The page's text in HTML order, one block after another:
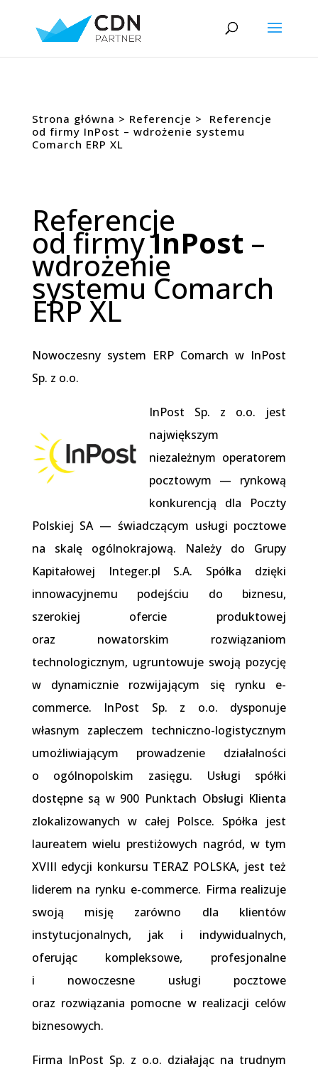
Strona główna > Referencje > Referencje
od firmy InPost – wdrożenie systemu
Comarch ERP XL
Referencje
od firmyInPost –
wdrożenie
systemu Comarch
ERP XL
Nowoczesny system ERP Comarch w InPost
Sp. z o.o.
InPost Sp. z o.o. jest
największym
niezależnym operatorem
pocztowym — rynkową
konkurencją dla Poczty
Polskiej SA — świadczącym usługi pocztowe
na skalę ogólnokrajową. Należy do Grupy
Kapitałowej Integer.pl S.A. Spółka dzięki
innowacyjnemu podejściu do biznesu,
szerokiej ofercie produktowej
oraz nowatorskim rozwiązaniom
technologicznym, ugruntowuje swoją pozycję
w dynamicznie rozwijającym się rynku e-
commerce. InPost Sp. z o.o. dysponuje
własnym zapleczem techniczno-logistycznym
umożliwiającym prowadzenie działalności
o ogólnopolskim zasięgu. Usługi spółki
dostępne są w 900 Punktach Obsługi Klienta
zlokalizowanych w całej Polsce. Spółka jest
laureatem wielu prestiżowych nagród, w tym
XVIII edycji konkursu TERAZ POLSKA, jest też
liderem na rynku e-commerce. Firma realizuje
swoją misję zarówno dla klientów
instytucjonalnych, jak i indywidualnych,
oferując kompleksowe, profesjonalne
i nowoczesne usługi pocztowe
oraz rozwiązania pomocne w realizacji celów
biznesowych.
Firma InPost Sp. z o.o. działając na trudnym